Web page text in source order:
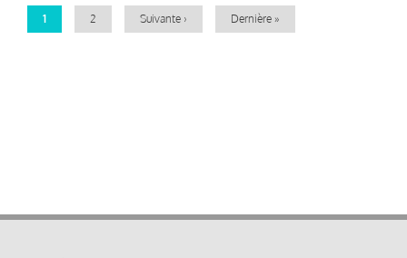
Page
1 Page
2
Page
Suivante ›
Dernière
Dernière »